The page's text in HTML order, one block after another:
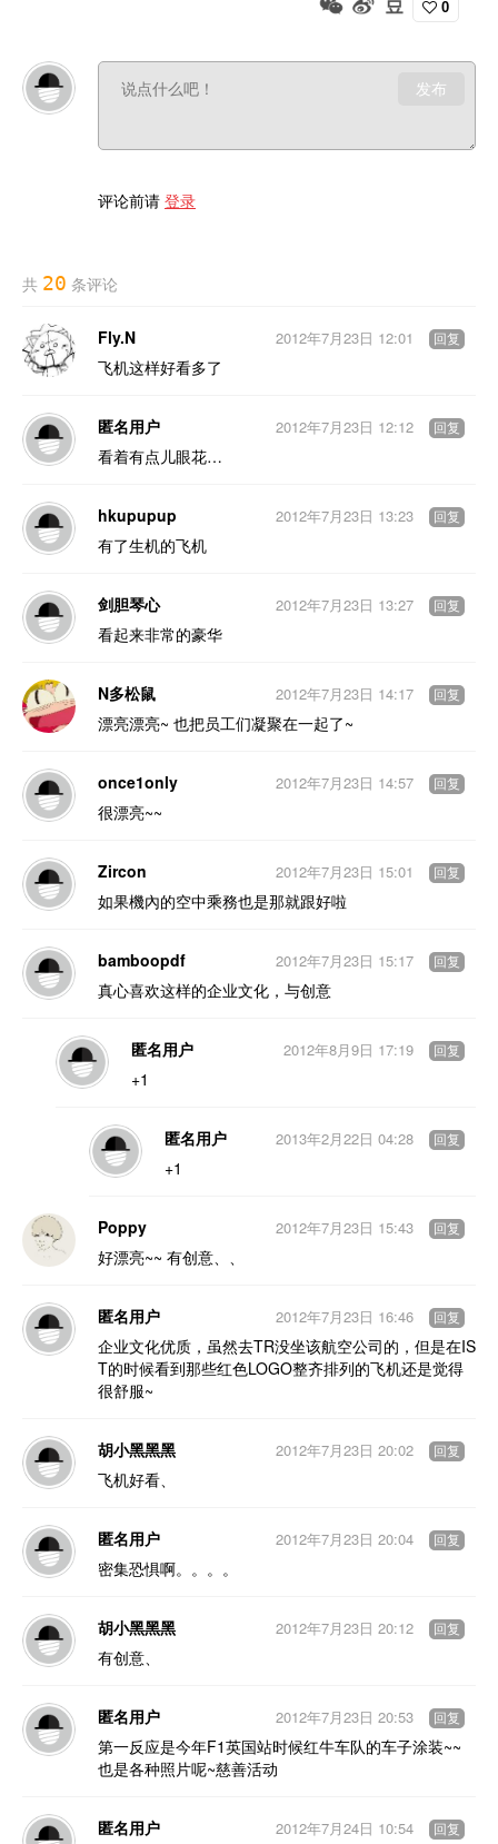
0
发布
评论前请 登录
共 20 条评论
Fly.N
飞机这样好看多了
2012年7月23日 12:01 回复
匿名用户
看着有点儿眼花…
2012年7月23日 12:12 回复
hkupupup
有了生机的飞机
2012年7月23日 13:23 回复
剑胆琴心
看起来非常的豪华
2012年7月23日 13:27 回复
N多松鼠
漂亮漂亮~ 也把员工们凝聚在一起了~
2012年7月23日 14:17 回复
once1only
很漂亮~~
2012年7月23日 14:57 回复
Zircon
如果機內的空中乘務也是那就跟好啦
2012年7月23日 15:01 回复
bamboopdf
真心喜欢这样的企业文化，与创意
2012年7月23日 15:17 回复
匿名用户
+1
2012年8月9日 17:19 回复
匿名用户
+1
2013年2月22日 04:28 回复
Poppy
好漂亮~~ 有创意、、
2012年7月23日 15:43 回复
匿名用户
企业文化优质，虽然去TR没坐该航空公司的，但是在IS
T的时候看到那些红色LOGO整齐排列的飞机还是觉得
很舒服~
2012年7月23日 16:46 回复
胡小黑黑黑
飞机好看、
2012年7月23日 20:02 回复
匿名用户
密集恐惧啊。。。。
2012年7月23日 20:04 回复
胡小黑黑黑
有创意、
2012年7月23日 20:12 回复
匿名用户
第一反应是今年F1英国站时候红牛车队的车子涂装~~
也是各种照片呢~慈善活动
2012年7月23日 20:53 回复
匿名用户
2012年7月24日 10:54 回复